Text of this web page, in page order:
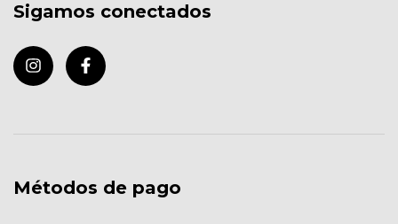
Sigamos conectados
Métodos de pago